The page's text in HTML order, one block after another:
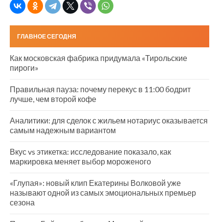
ГЛАВНОЕ СЕГОДНЯ
Как московская фабрика придумала «Тирольские
пироги»
Правильная пауза: почему перекус в 11:00 бодрит
лучше, чем второй кофе
Аналитики: для сделок с жильем нотариус оказывается
самым надежным вариантом
Вкус vs этикетка: исследование показало, как
маркировка меняет выбор мороженого
«Глупая»: новый клип Екатерины Волковой уже
называют одной из самых эмоциональных премьер
сезона